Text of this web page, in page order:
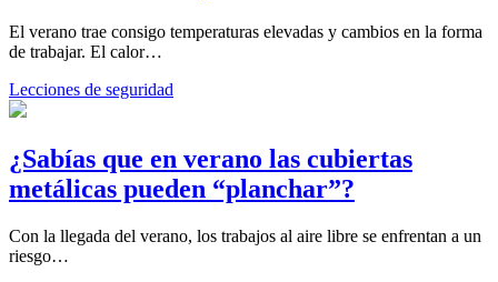
El verano trae consigo temperaturas elevadas y cambios en la forma
de trabajar. El calor…
Lecciones de seguridad
¿Sabías que en verano las cubiertas
metálicas pueden “planchar”?
Con la llegada del verano, los trabajos al aire libre se enfrentan a un
riesgo…